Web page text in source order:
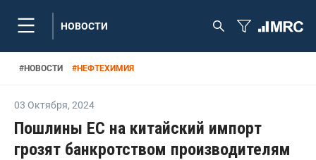
НОВОСТИ
#НОВОСТИ #НЕФТЕХИМИЯ
03 Октября, 2024
Пошлины ЕС на китайский импорт
грозят банкротством производителям